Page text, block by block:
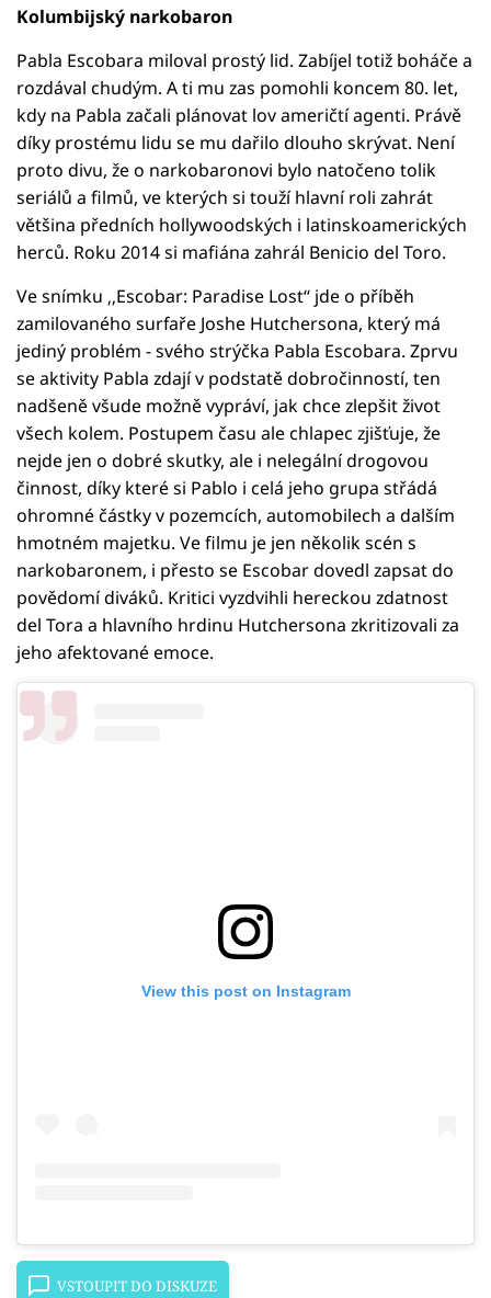
Kolumbijský narkobaron
Pabla Escobara miloval prostý lid. Zabíjel totiž boháče a
rozdával chudým. A ti mu zas pomohli koncem 80. let,
kdy na Pabla začali plánovat lov američtí agenti. Právě
díky prostému lidu se mu dařilo dlouho skrývat. Není
proto divu, že o narkobaronovi bylo natočeno tolik
seriálů a filmů, ve kterých si touží hlavní roli zahrát
většina předních hollywoodských i latinskoamerických
herců. Roku 2014 si mafiána zahrál Benicio del Toro.
Ve snímku ‚‚Escobar: Paradise Lost‘‘ jde o příběh
zamilovaného surfaře Joshe Hutchersona, který má
jediný problém - svého strýčka Pabla Escobara. Zprvu
se aktivity Pabla zdají v podstatě dobročinností, ten
nadšeně všude možně vypráví, jak chce zlepšit život
všech kolem. Postupem času ale chlapec zjišťuje, že
nejde jen o dobré skutky, ale i nelegální drogovou
činnost, díky které si Pablo i celá jeho grupa střádá
ohromné částky v pozemcích, automobilech a dalším
hmotném majetku. Ve filmu je jen několik scén s
narkobaronem, i přesto se Escobar dovedl zapsat do
povědomí diváků. Kritici vyzdvihli hereckou zdatnost
del Tora a hlavního hrdinu Hutchersona zkritizovali za
jeho afektované emoce.
View this post on Instagram
VSTOUPIT DO DISKUZE